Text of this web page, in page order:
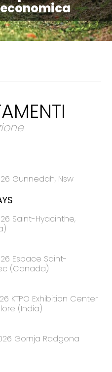
Gunnedah, Nsw
Saint-Hyacinthe,
Espace Saint-
(Canada)
KTPO Exhibition Center
(India)
Gornja Radgona